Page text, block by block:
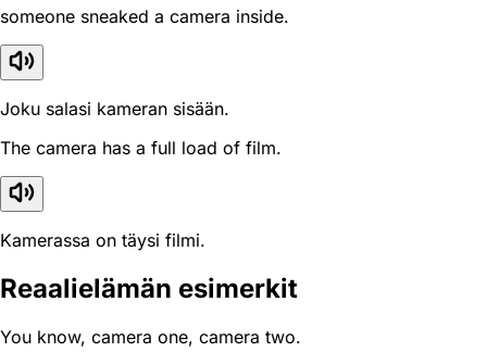
someone sneaked a camera inside.
Joku salasi kameran sisään.
The camera has a full load of film.
Kamerassa on täysi filmi.
Reaali­elämän esimerkit
You know, camera one, camera two.